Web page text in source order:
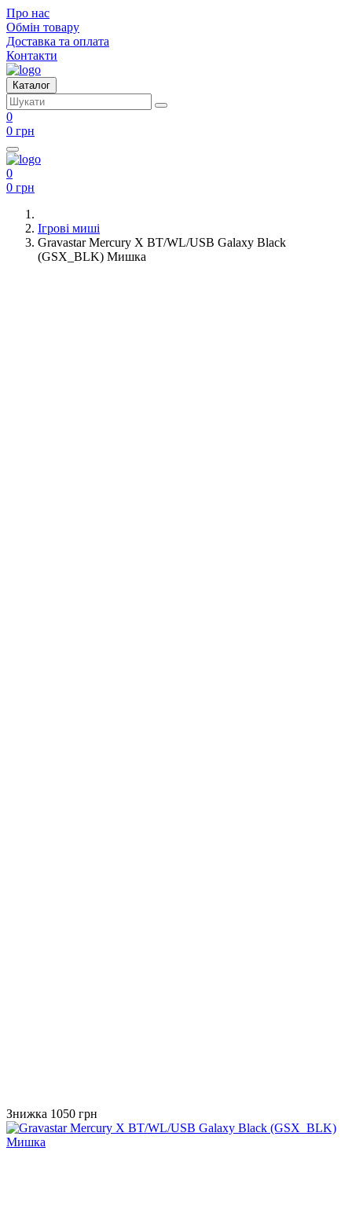
Про нас
Обмін товару
Доставка та оплата
Контакти
Каталог
0
0 грн
0
0 грн
Ігрові миші
Gravastar Mercury X BT/WL/USB Galaxy Black
(GSX_BLK) Мишка
Знижка 1050 грн